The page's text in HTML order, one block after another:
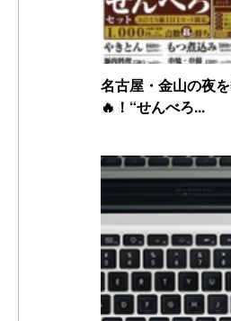
名古屋・金山の夜
🔥！“せんべろ...